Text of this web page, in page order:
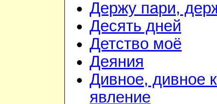
Держу пари,
Десять дней
Детство моё
Деяния
Дивное, дивное
явление